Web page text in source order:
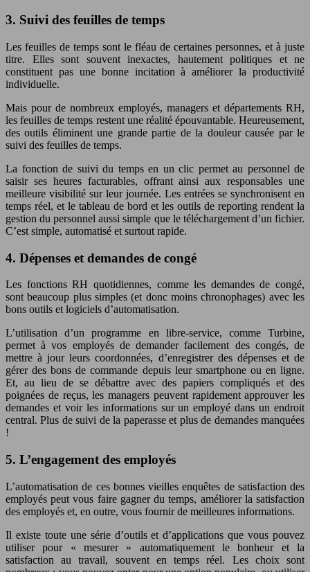
3. Suivi des feuilles de temps
Les feuilles de temps sont le fléau de certaines personnes, et à juste
titre. Elles sont souvent inexactes, hautement politiques et ne
constituent pas une bonne incitation à améliorer la productivité
individuelle.
Mais pour de nombreux employés, managers et départements RH,
les feuilles de temps restent une réalité épouvantable. Heureusement,
des outils éliminent une grande partie de la douleur causée par le
suivi des feuilles de temps.
La fonction de suivi du temps en un clic permet au personnel de
saisir ses heures facturables, offrant ainsi aux responsables une
meilleure visibilité sur leur journée. Les entrées se synchronisent en
temps réel, et le tableau de bord et les outils de reporting rendent la
gestion du personnel aussi simple que le téléchargement d’un fichier.
C’est simple, automatisé et surtout rapide.
4. Dépenses et demandes de congé
Les fonctions RH quotidiennes, comme les demandes de congé,
sont beaucoup plus simples (et donc moins chronophages) avec les
bons outils et logiciels d’automatisation.
L’utilisation d’un programme en libre-service, comme Turbine,
permet à vos employés de demander facilement des congés, de
mettre à jour leurs coordonnées, d’enregistrer des dépenses et de
gérer des bons de commande depuis leur smartphone ou en ligne.
Et, au lieu de se débattre avec des papiers compliqués et des
poignées de reçus, les managers peuvent rapidement approuver les
demandes et voir les informations sur un employé dans un endroit
central. Plus de suivi de la paperasse et plus de demandes manquées
!
5. L’engagement des employés
L’automatisation de ces bonnes vieilles enquêtes de satisfaction des
employés peut vous faire gagner du temps, améliorer la satisfaction
des employés et, en outre, vous fournir de meilleures informations.
Il existe toute une série d’outils et d’applications que vous pouvez
utiliser pour « mesurer » automatiquement le bonheur et la
satisfaction au travail, souvent en temps réel. Les choix sont